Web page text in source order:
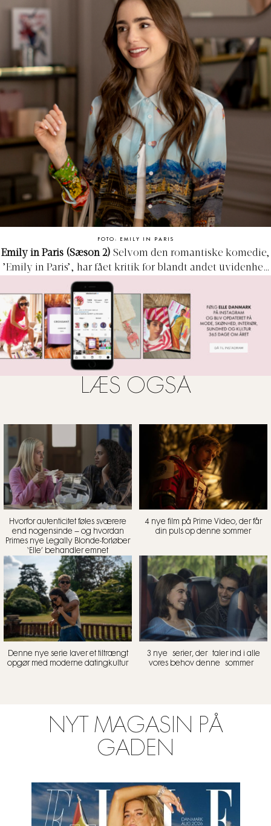
FOTO: EMILY IN PARIS
Emily in Paris (Sæson 2) Selvom den romantiske komedie,
’Emily in Paris’, har fået kritik for blandt andet uvidenhed
og dårligt skuespil, så fangede serien os, da vi mest havde
brug for det, og vi levede kort (for vi bingewatchede
selvfølgelig) gennem Emily (Lily Collins) i fantastiske og
magiske Paris. Vi glæder os til endnu en gang at leve lidt
gennem Emily
, og er spændte på, hvilke komplikationer
hende og Sylvies (Philippine Leroy-Beaulieu) forhold mon
møder, og endnu mere hvad der kommer til at ske med
trekantsdramaet mellem Gabriel (Lucas Bravo), Camille
LÆS OGSÅ
Hvorfor autenticitet føles sværere
end nogensinde – og hvordan
Primes nye Legally Blonde-forløber
‘Elle’ behandler emnet
4 nye film på Prime Video, der får
din puls op denne sommer
Denne nye serie laver et tiltrængt
opgør med moderne datingkultur
3 nye serier, der taler ind i alle
vores behov denne sommer
NYT MAGASIN PÅ
GADEN